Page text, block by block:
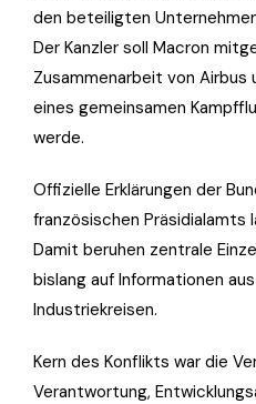
den beteiligten
Der Kanzler soll Macron
Zusammenarbeit von Airbus
eines gemeinsamen
werde.
Offizielle Erklärungen der
französischen Präsidialamts
Damit beruhen zentrale
bislang auf Informationen
Industriekreisen.
Kern des Konflikts war die
Verantwortung,